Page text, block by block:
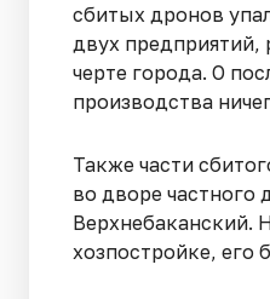
сбитых дронов
двух
черте города. О
производства
Также части
во дворе частного
Верхнебаканский.
хозпостройке, его